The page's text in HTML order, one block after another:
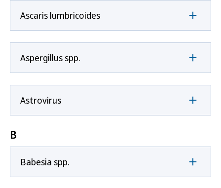
Ascaris lumbricoides
Aspergillus spp.
Astrovirus
B
Babesia spp.